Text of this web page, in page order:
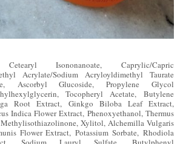
Isononanoate, Caprylic/Capric
Acrylate/Sodium Acryloyldimethyl Taurate
Ascorbyl Glucoside, Propylene Glycol
Tocopheryl Acetate, Butylene
Root Extract, Ginkgo Biloba Leaf Extract,
Indica Flower Extract, Phenoxyethanol, Thermus
Xylitol, Alchemilla Vulgaris
Flower Extract, Potassium Sorbate, Rhodiola